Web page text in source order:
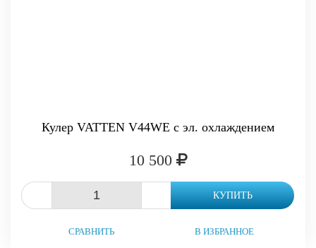
Кулер VATTEN V44WE с эл. охлаждением
10 500
КУПИТЬ
СРАВНИТЬ В ИЗБРАННОЕ